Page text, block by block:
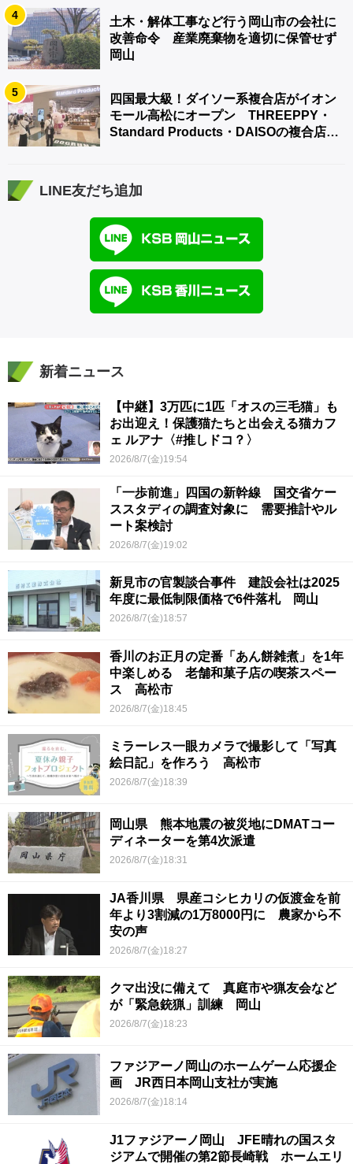
4
土木・解体工事など行う岡山市の会社に
改善命令 産業廃棄物を適切に保管せず
岡山
5
四国最大級！ダイソー系複合店がイオン
モール高松にオープン THREEPPY・
Standard Products・DAISOの複合店は
LINE友だち追加
新着ニュース
【中継】3万匹に1匹「オスの三毛猫」も
お出迎え！保護猫たちと出会える猫カフ
ェ ルアナ〈#推しドコ？〉
2026/8/7(金)19:54
「一歩前進」四国の新幹線 国交省ケー
ススタディの調査対象に 需要推計やル
ート案検討
2026/8/7(金)19:02
新見市の官製談合事件 建設会社は2025
年度に最低制限価格で6件落札 岡山
2026/8/7(金)18:57
香川のお正月の定番「あん餅雑煮」を1年
中楽しめる 老舗和菓子店の喫茶スペー
ス 高松市
2026/8/7(金)18:45
ミラーレス一眼カメラで撮影して「写真
絵日記」を作ろう 高松市
2026/8/7(金)18:39
岡山県 熊本地震の被災地にDMATコー
ディネーターを第4次派遣
2026/8/7(金)18:31
JA香川県 県産コシヒカリの仮渡金を前
年より3割減の1万8000円に 農家から不
安の声
2026/8/7(金)18:27
クマ出没に備えて 真庭市や猟友会など
が「緊急銃猟」訓練 岡山
2026/8/7(金)18:23
ファジアーノ岡山のホームゲーム応援企
画 JR西日本岡山支社が実施
2026/8/7(金)18:14
J1ファジアーノ岡山 JFE晴れの国スタ
ジアムで開催の第2節長崎戦 ホームエリ